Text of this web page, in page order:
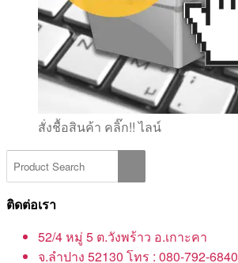
สั่งชื้อสินค้า คลิ๊ก!! ไลน์
ติดต่อเรา
52/4 หมู่ 5 ต.วังพร้าว อ.เกาะคา
จ.ลำปาง 52130 โทร : 080-792-6840